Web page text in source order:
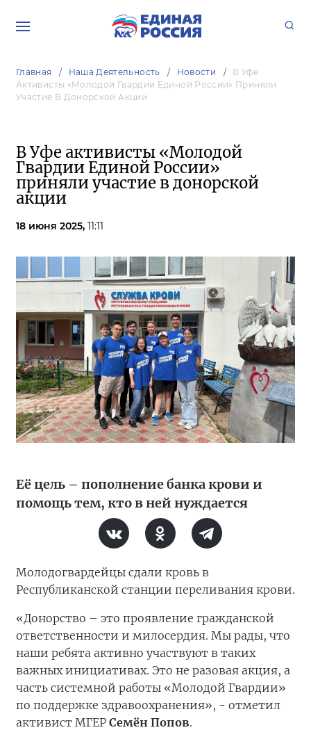
Главная Наша Деятельность Новости
В Уфе
Активисты «Молодой Гвардии Единой России» Приняли
Участие В Донорской Акции
В Уфе активисты «Молодой
Гвардии Единой России»
приняли участие в донорской
акции
18 июня 2025, 11:11
Её цель – пополнение банка крови и
помощь тем, кто в ней нуждается
Молодогвардейцы сдали кровь в
Республиканской станции переливания крови.
«Донорство – это проявление гражданской
ответственности и милосердия. Мы рады, что
наши ребята активно участвуют в таких
важных инициативах. Это не разовая акция, а
часть системной работы «Молодой Гвардии»
по поддержке здравоохранения», - отметил
активист МГЕР Семён Попов.